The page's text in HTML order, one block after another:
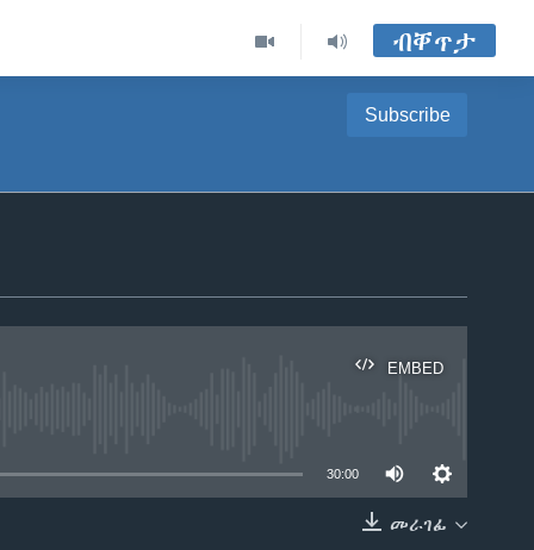
ብቐጥታ
Subscribe
EMBED
30:00
መራገፊ